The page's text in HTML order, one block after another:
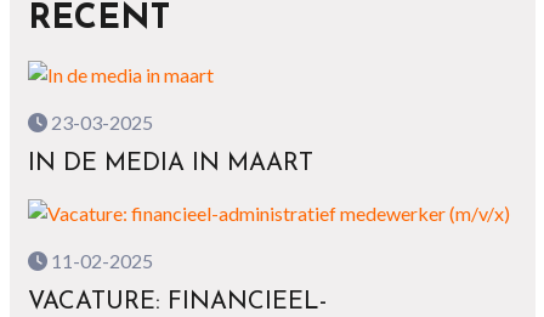
RECENT
23-03-2025
IN DE MEDIA IN MAART
11-02-2025
VACATURE: FINANCIEEL-